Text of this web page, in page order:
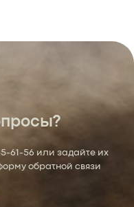
61-56 или задайте их
обратной связи